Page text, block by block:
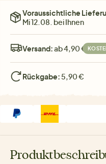
Voraussichtliche
Mi 12.08. bei Ihnen
Versand:ab 4,90 €
Rückgabe: 5,90 €